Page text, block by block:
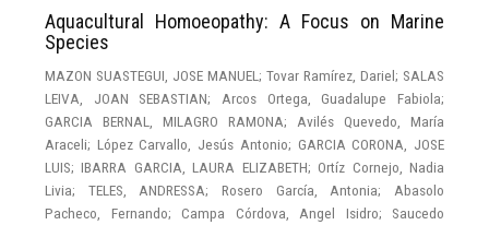
Aquacultural Homoeopathy: A Focus on Marine
Species
MAZON SUASTEGUI, JOSE MANUEL ; Tovar Ramírez, Dariel; SALAS
LEIVA, JOAN SEBASTIAN; Arcos Ortega, Guadalupe Fabiola;
GARCIA BERNAL, MILAGRO RAMONA; Avilés Quevedo, María
Araceli; López Carvallo, Jesús Antonio; GARCIA CORONA, JOSE
LUIS;IBARRA GARCIA, LAURA ELIZABETH;Ortíz Cornejo, Nadia
Livia; TELES, ANDRESSA;Rosero García, Antonia; Abasolo
Pacheco, Fernando; Campa Córdova, Angel Isidro; Saucedo